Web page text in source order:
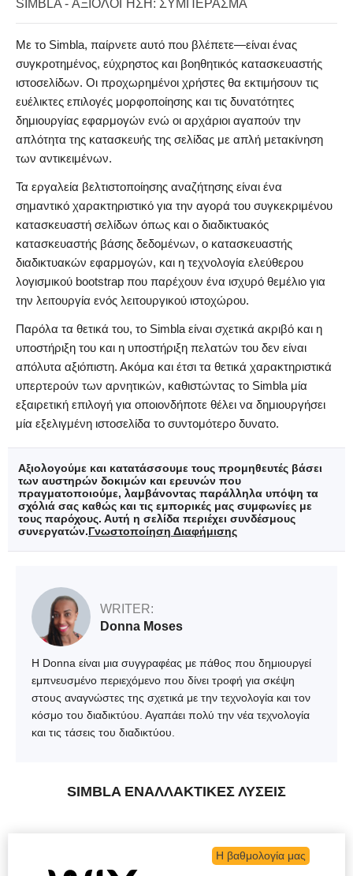
SIMBLA - ΑΞΙΟΛΌΓΗΣΗ: ΣΥΜΠΈΡΑΣΜΑ
Με το Simbla, παίρνετε αυτό που βλέπετε—είναι ένας
συγκροτημένος, εύχρηστος και βοηθητικός κατασκευαστής
ιστοσελίδων. Οι προχωρημένοι χρήστες θα εκτιμήσουν τις
ευέλικτες επιλογές μορφοποίησης και τις δυνατότητες
δημιουργίας εφαρμογών ενώ οι αρχάριοι αγαπούν την
απλότητα της κατασκευής της σελίδας με απλή μετακίνηση
των αντικειμένων.
Τα εργαλεία βελτιστοποίησης αναζήτησης είναι ένα
σημαντικό χαρακτηριστικό για την αγορά του συγκεκριμένου
κατασκευαστή σελίδων όπως και ο διαδικτυακός
κατασκευαστής βάσης δεδομένων, ο κατασκευαστής
διαδικτυακών εφαρμογών, και η τεχνολογία ελεύθερου
λογισμικού bootstrap που παρέχουν ένα ισχυρό θεμέλιο για
την λειτουργία ενός λειτουργικού ιστοχώρου.
Παρόλα τα θετικά του, το Simbla είναι σχετικά ακριβό και η
υποστήριξη του και η υποστήριξη πελατών του δεν είναι
απόλυτα αξιόπιστη. Ακόμα και έτσι τα θετικά χαρακτηριστικά
υπερτερούν των αρνητικών, καθιστώντας το Simbla μία
εξαιρετική επιλογή για οποιονδήποτε θέλει να δημιουργήσει
μία εξελιγμένη ιστοσελίδα το συντομότερο δυνατο.
Αξιολογούμε και κατατάσσουμε τους προμηθευτές βάσει
των αυστηρών δοκιμών και ερευνών που
πραγματοποιούμε, λαμβάνοντας παράλληλα υπόψη τα
σχόλιά σας καθώς και τις εμπορικές μας συμφωνίες με
τους παρόχους. Αυτή η σελίδα περιέχει συνδέσμους
συνεργατών.Γνωστοποίηση Διαφήμισης
WRITER:
Donna Moses
Η Donna είναι μια συγγραφέας με πάθος που δημιουργεί
εμπνευσμένο περιεχόμενο που δίνει τροφή για σκέψη
στους αναγνώστες της σχετικά με την τεχνολογία και τον
κόσμο του διαδικτύου. Αγαπάει πολύ την νέα τεχνολογία
και τις τάσεις του διαδικτύου.
SIMBLA ΕΝΑΛΛΑΚΤΙΚΈΣ ΛΎΣΕΙΣ
Η βαθμολογία μας